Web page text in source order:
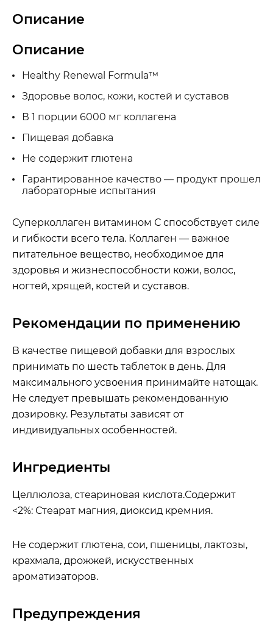
Описание
Описание
Healthy Renewal Formula™
Здоровье волос, кожи, костей и суставов
В 1 порции 6000 мг коллагена
Пищевая добавка
Не содержит глютена
Гарантированное качество — продукт прошел
лабораторные испытания
Суперколлаген витамином С способствует силе
и гибкости всего тела. Коллаген — важное
питательное вещество, необходимое для
здоровья и жизнеспособности кожи, волос,
ногтей, хрящей, костей и суставов.
Рекомендации по применению
В качестве пищевой добавки для взрослых
принимать по шесть таблеток в день. Для
максимального усвоения принимайте натощак.
Не следует превышать рекомендованную
дозировку. Результаты зависят от
индивидуальных особенностей.
Ингредиенты
Целлюлоза, стеариновая кислота.Содержит
<2%: Стеарат магния, диоксид кремния.
Не содержит глютена, сои, пшеницы, лактозы,
крахмала, дрожжей, искусственных
ароматизаторов.
Предупреждения